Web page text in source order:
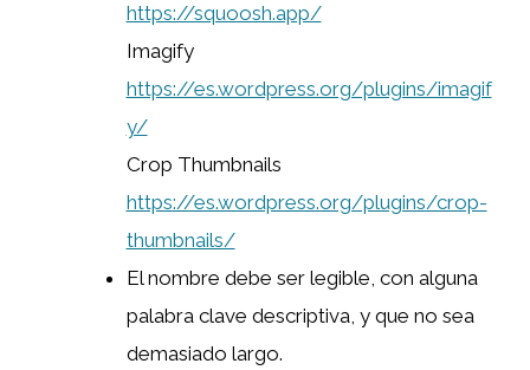
https://squoosh.app/
Imagify
https://es.wordpress.org/plugins/imagif
y/
Crop Thumbnails
https://es.wordpress.org/plugins/crop-
thumbnails/
El nombre debe ser legible, con alguna
palabra clave descriptiva, y que no sea
demasiado largo.